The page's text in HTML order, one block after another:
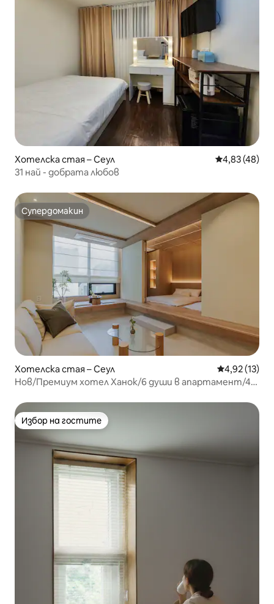
Хотелска стая – Сеул Средна
4,83 (48)
31 най - добрата любов
Супердомакин
Супердомакин
Хотелска стая – Сеул Средна
4,92 (13)
Нов/Премиум хотел Ханок/6 души в апартамент/4
Градски изглед от висок етаж/Прозрачен
прозорец/K-магазин
Избор на гостите
Избор на гостите